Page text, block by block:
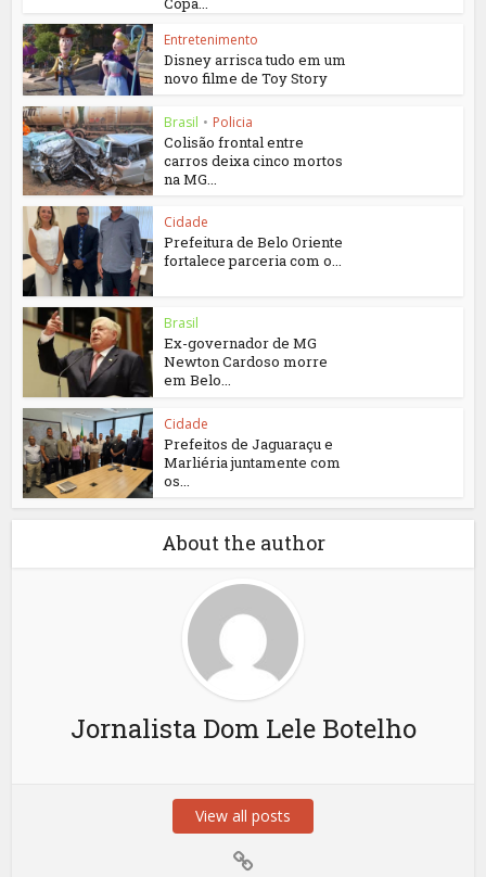
Entretenimento
Disney arrisca tudo em um
novo filme de Toy Story
Brasil • Policia
Colisão frontal entre
carros deixa cinco mortos
na MG...
Cidade
Prefeitura de Belo Oriente
fortalece parceria com o...
Brasil
Ex-governador de MG
Newton Cardoso morre
em Belo...
Cidade
Prefeitos de Jaguaraçu e
Marliéria juntamente com
os...
About the author
Jornalista Dom Lele Botelho
View all posts